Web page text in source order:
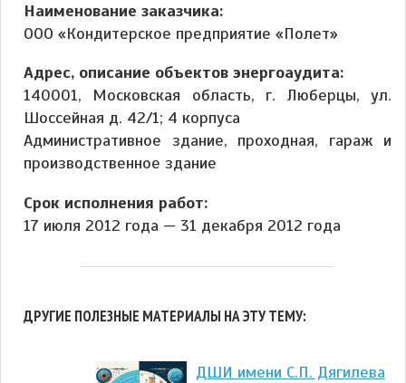
Наименование заказчика:
ООО «Кондитерское предприятие «Полет»
Адрес, описание объектов энергоаудита:
140001, Московская область, г. Люберцы, ул.
Шоссейная д. 42/1; 4 корпуса
Административное здание, проходная, гараж и
производственное здание
Срок исполнения работ:
17 июля 2012 года — 31 декабря 2012 года
ДРУГИЕ ПОЛЕЗНЫЕ МАТЕРИАЛЫ НА ЭТУ ТЕМУ:
ДШИ имени С.П. Дягилева